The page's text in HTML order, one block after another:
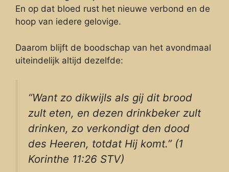
En op dat bloed rust het nieuwe verbond en de
hoop van iedere gelovige.
Daarom blijft de boodschap van het avondmaal
uiteindelijk altijd dezelfde:
“Want zo dikwijls als gij dit brood
zult eten, en dezen drinkbeker zult
drinken, zo verkondigt den dood
des Heeren, totdat Hij komt.” (1
Korinthe 11:26 STV)